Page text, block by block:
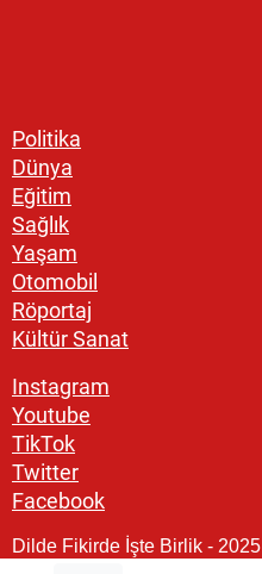
Politika
Dünya
Eğitim
Sağlık
Yaşam
Otomobil
Röportaj
Kültür Sanat
Instagram
Youtube
TikTok
Twitter
Facebook
Dilde Fikirde İşte Birlik - 2025